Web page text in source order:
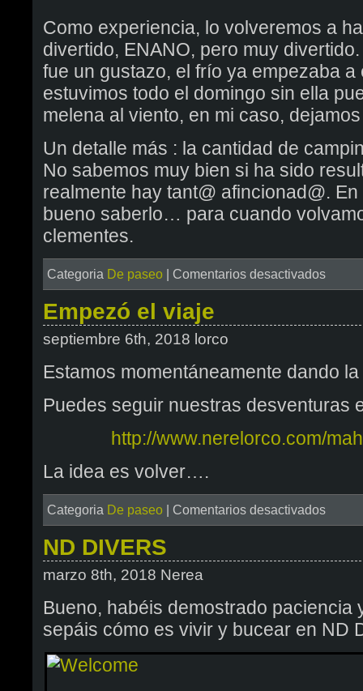
Como experiencia, lo volveremos a
divertido, ENANO, pero muy
fue un gustazo, el frío ya empezaba
estuvimos todo el domingo sin ella
melena al viento, en mi caso,
Un detalle más : la cantidad de
No sabemos muy bien si ha sido
realmente hay tant@ afincionad@.
bueno saberlo… para cuando
clementes.
Categoria De paseo | Comentarios desactivados
Empezó el viaje
septiembre 6th, 2018 lorco
Estamos momentáneamente dando
Puedes seguir nuestras desventuras
http://www.nerelorco.com/
La idea es volver….
Categoria De paseo | Comentarios desactivados
ND DIVERS
marzo 8th, 2018 Nerea
Bueno, habéis demostrado paciencia
sepáis cómo es vivir y bucear en ND